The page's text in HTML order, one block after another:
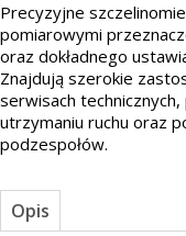
Precyzyjne
pomiarowymi
oraz dokładnego
Znajdują szerokie
serwisach
utrzymaniu ruchu oraz
podzespołów.
Opis